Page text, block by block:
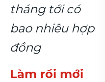
tháng tới có
bao nhiêu hợp
đồng
Làm rồi mới